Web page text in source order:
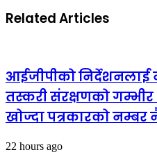
Related Articles
आईजीपीको निर्देशनलाई
तस्करी संरक्षणको गम्भीर
खोज्दा पत्रकारको
22 hours ago